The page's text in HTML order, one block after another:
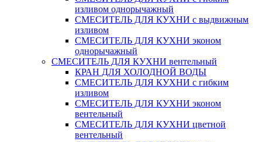
изливом однорычажный
СМЕСИТЕЛЬ ДЛЯ КУХНИ с выдвижным
изливом
СМЕСИТЕЛЬ ДЛЯ КУХНИ эконом
однорычажный
СМЕСИТЕЛЬ ДЛЯ КУХНИ вентельный
КРАН ДЛЯ ХОЛОДНОЙ ВОДЫ
СМЕСИТЕЛЬ ДЛЯ КУХНИ с гибким
изливом
СМЕСИТЕЛЬ ДЛЯ КУХНИ эконом
вентельный
СМЕСИТЕЛЬ ДЛЯ КУХНИ цветной
вентельный